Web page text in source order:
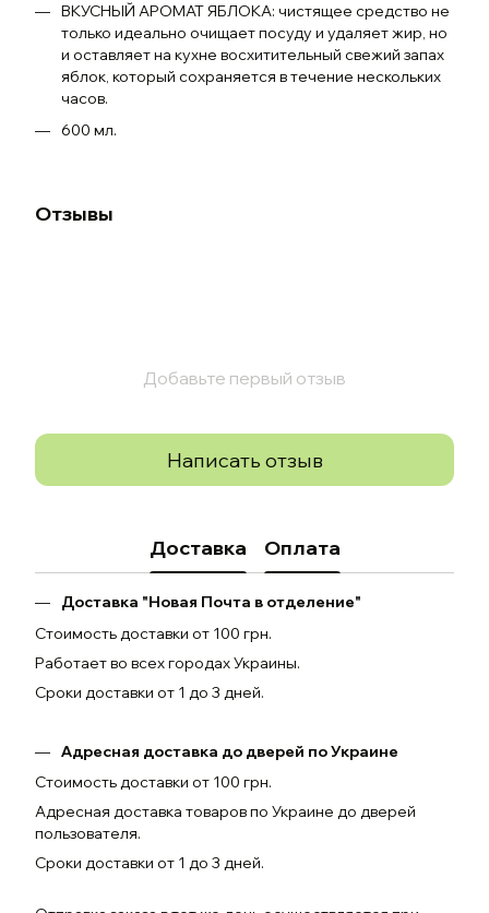
ВКУСНЫЙ АРОМАТ ЯБЛОКА: чистящее средство не
только идеально очищает посуду и удаляет жир, но
и оставляет на кухне восхитительный свежий запах
яблок, который сохраняется в течение нескольких
часов.
600 мл.
Отзывы
Добавьте первый отзыв
Написать отзыв
Доставка Оплата
Доставка "Новая Почта в отделение"
Стоимость доставки от 100 грн.
Работает во всех городах Украины.
Сроки доставки от 1 до 3 дней.
Адресная доставка до дверей по Украине
Стоимость доставки от 100 грн.
Адресная доставка товаров по Украине до дверей
пользователя.
Сроки доставки от 1 до 3 дней.